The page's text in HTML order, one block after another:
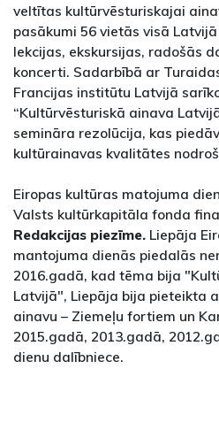
veltītas kultūrvēsturiskajai
pasākumi 56 vietās visā
lekcijas, ekskursijas, radošās
koncerti. Sadarbībā ar
Francijas institūtu Latvijā
“Kultūrvēsturiskā ainava
semināra rezolūcija, kas
kultūrainavas kvalitātes
Eiropas kultūras matojuma
Valsts kultūrkapitāla fonda
Redakcijas piezīme. Liepāja
mantojuma dienās piedalās
2016.gadā, kad tēma bija
Latvijā", Liepāja bija pieteikta
ainavu – Ziemeļu fortiem un
2015.gadā, 2013.gadā,
dienu dalībniece.